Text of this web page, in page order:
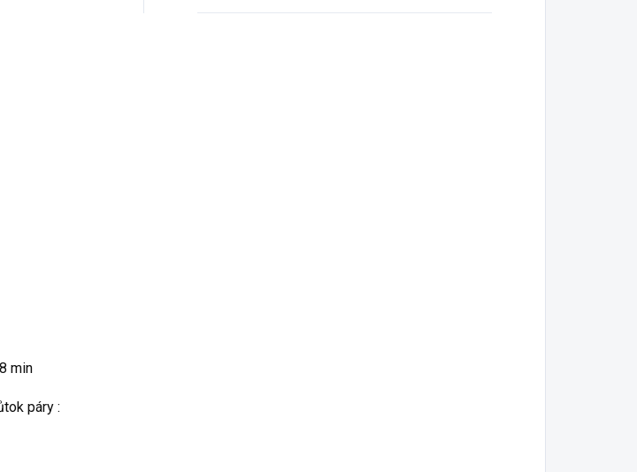
: